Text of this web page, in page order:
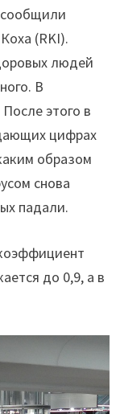
(RKI).
людей
В
этого в
цифрах
образом
снова
падали.
до 0,9, а в